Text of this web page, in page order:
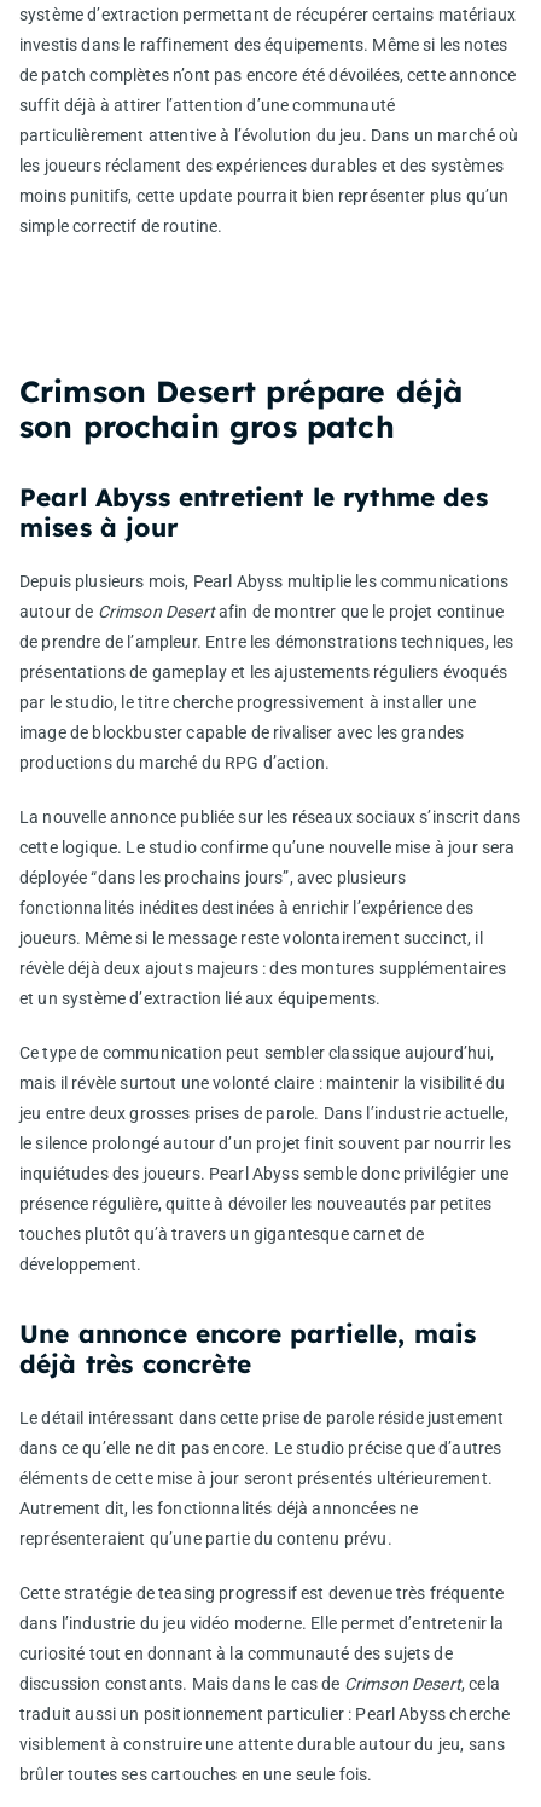
système d’extraction permettant de récupérer certains matériaux
investis dans le raffinement des équipements. Même si les notes
de patch complètes n’ont pas encore été dévoilées, cette annonce
suffit déjà à attirer l’attention d’une communauté
particulièrement attentive à l’évolution du jeu. Dans un marché où
les joueurs réclament des expériences durables et des systèmes
moins punitifs, cette update pourrait bien représenter plus qu’un
simple correctif de routine.
Crimson Desert prépare déjà
son prochain gros patch
Pearl Abyss entretient le rythme des
mises à jour
Depuis plusieurs mois, Pearl Abyss multiplie les communications
autour de Crimson Desertafin de montrer que le projet continue
de prendre de l’ampleur. Entre les démonstrations techniques, les
présentations de gameplay et les ajustements réguliers évoqués
par le studio, le titre cherche progressivement à installer une
image de blockbuster capable de rivaliser avec les grandes
productions du marché du RPG d’action.
La nouvelle annonce publiée sur les réseaux sociaux s’inscrit dans
cette logique. Le studio confirme qu’une nouvelle mise à jour sera
déployée “dans les prochains jours”, avec plusieurs
fonctionnalités inédites destinées à enrichir l’expérience des
joueurs. Même si le message reste volontairement succinct, il
révèle déjà deux ajouts majeurs : des montures supplémentaires
et un système d’extraction lié aux équipements.
Ce type de communication peut sembler classique aujourd’hui,
mais il révèle surtout une volonté claire : maintenir la visibilité du
jeu entre deux grosses prises de parole. Dans l’industrie actuelle,
le silence prolongé autour d’un projet finit souvent par nourrir les
inquiétudes des joueurs. Pearl Abyss semble donc privilégier une
présence régulière, quitte à dévoiler les nouveautés par petites
touches plutôt qu’à travers un gigantesque carnet de
développement.
Une annonce encore partielle, mais
déjà très concrète
Le détail intéressant dans cette prise de parole réside justement
dans ce qu’elle ne dit pas encore. Le studio précise que d’autres
éléments de cette mise à jour seront présentés ultérieurement.
Autrement dit, les fonctionnalités déjà annoncées ne
représenteraient qu’une partie du contenu prévu.
Cette stratégie de teasing progressif est devenue très fréquente
dans l’industrie du jeu vidéo moderne. Elle permet d’entretenir la
curiosité tout en donnant à la communauté des sujets de
discussion constants. Mais dans le cas de Crimson Desert, cela
traduit aussi un positionnement particulier : Pearl Abyss cherche
visiblement à construire une attente durable autour du jeu, sans
brûler toutes ses cartouches en une seule fois.